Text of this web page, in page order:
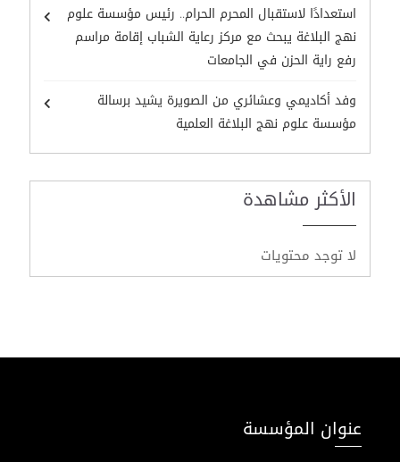
استعدادًا لاستقبال المحرم الحرام.. رئيس مؤسسة علوم
نهج البلاغة يبحث مع مركز رعاية الشباب إقامة مراسم
رفع راية الحزن في الجامعات
وفد أكاديمي وعشائري من الصويرة يشيد برسالة
مؤسسة علوم نهج البلاغة العلمية
الأكثر مشاهدة
لا توجد محتويات
عنوان المؤسسة